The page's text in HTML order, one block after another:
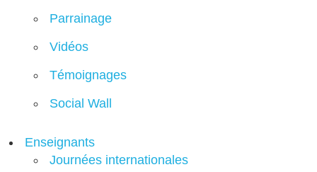
Parrainage
Vidéos
Témoignages
Social Wall
Enseignants
Journées internationales